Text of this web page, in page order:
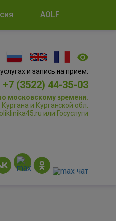
AOLF
и запись на прием:
(3522) 44-35-03
московскому времени.
и Курганской обл.
или Госуслуги